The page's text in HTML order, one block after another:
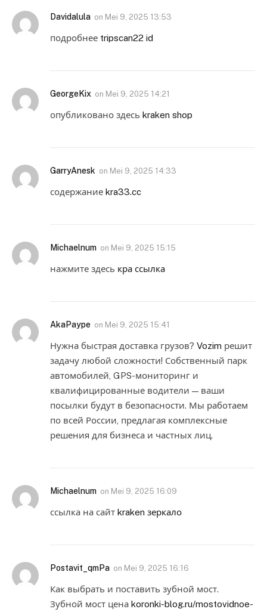
Davidalula on Mei 9, 2025 13:53
подробнее tripscan22 id
GeorgeKix on Mei 9, 2025 14:21
опубликовано здесь kraken shop
GarryAnesk on Mei 9, 2025 14:33
содержание kra33.cc
Michaelnum on Mei 9, 2025 15:15
нажмите здесь кра ссылка
AkaPaype on Mei 9, 2025 15:41
Нужна быстрая доставка грузов? Vozim решит
задачу любой сложности! Собственный парк
автомобилей, GPS-мониторинг и
квалифицированные водители — ваши
посылки будут в безопасности. Мы работаем
по всей России, предлагая комплексные
решения для бизнеса и частных лиц.
Michaelnum on Mei 9, 2025 16:09
ссылка на сайт kraken зеркало
Postavit_qmPa on Mei 9, 2025 16:16
Как выбрать и поставить зубной мост.
Зубной мост цена koronki-blog.ru/mostovidnoe-